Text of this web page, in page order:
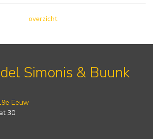
overzicht
Simonis & Buunk
Eeuw
30